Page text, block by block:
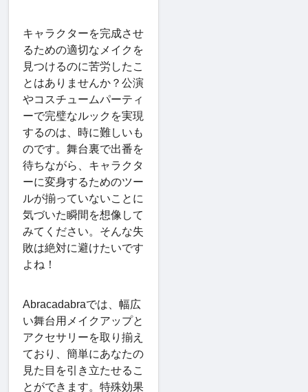
キャラクターを完成させ
るための適切なメイクを
見つけるのに苦労したこ
とはありませんか？公演
やコスチュームパーティ
ーで完璧なルックを実現
するのは、時に難しいも
のです。舞台裏で出番を
待ちながら、キャラクタ
ーに変身するためのツー
ルが揃っていないことに
気づいた瞬間を想像して
みてください。そんな失
敗は絶対に避けたいです
よね！
Abracadabraでは、幅広
い舞台用メイクアップと
アクセサリーを取り揃え
ており、簡単にあなたの
見た目を引き立たせるこ
とができます。特殊効果